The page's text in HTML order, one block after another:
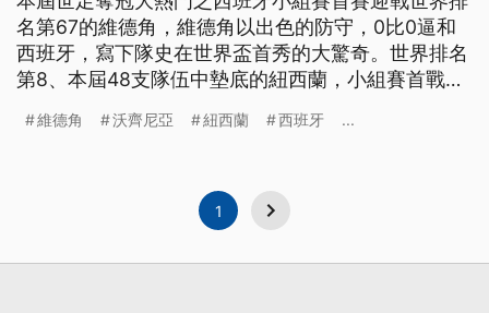
名第67的維德角，維德角以出色的防守，0比0逼和
西班牙，寫下隊史在世界盃首秀的大驚奇。世界排名
第8、本屆48支隊伍中墊底的紐西蘭，小組賽首戰碰
也是驚奇一役。
維德角 沃齊尼亞 紐西蘭 西班牙 ...
1